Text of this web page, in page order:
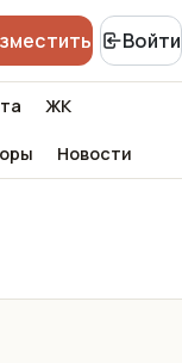
Войти
ЖК
Новости